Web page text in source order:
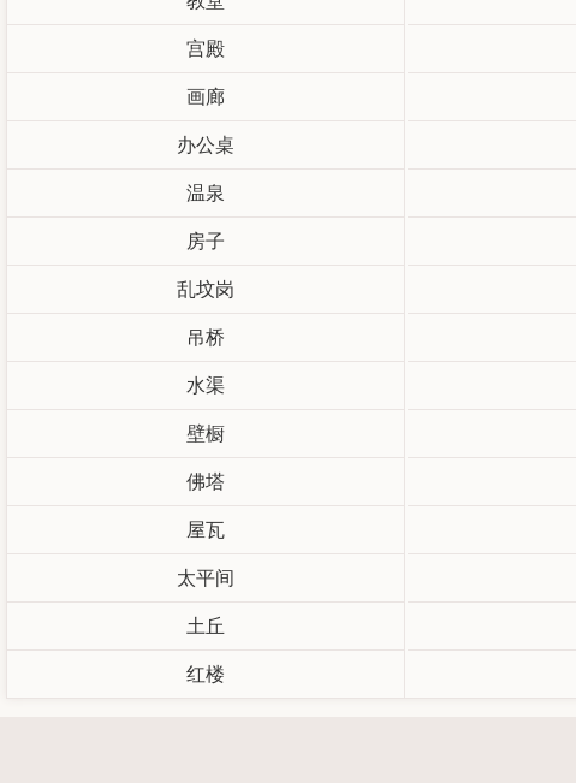
宫殿
画廊
办公桌
温泉
房子
乱坟岗
吊桥
水渠
壁橱
佛塔
屋瓦
太平间
土丘
红楼